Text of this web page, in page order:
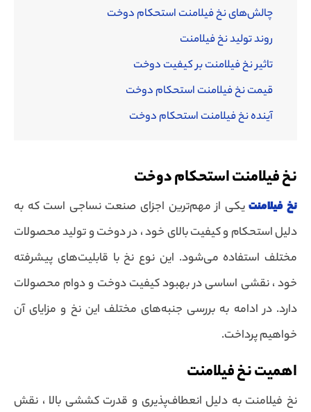
چالش‌های نخ فیلامنت استحکام دوخت
روند تولید نخ فیلامنت
تاثیر نخ فیلامنت بر کیفیت دوخت
قیمت نخ فیلامنت استحکام دوخت
آینده نخ فیلامنت استحکام دوخت
نخ فیلامنت استحکام دوخت
نخ فیلامنتیکی از مهم‌ترین اجزای صنعت نساجی است که به
دلیل استحکام و کیفیت بالای خود ، در دوخت و تولید محصولات
مختلف استفاده می‌شود. این نوع نخ با قابلیت‌های پیشرفته
خود ، نقشی اساسی در بهبود کیفیت دوخت و دوام محصولات
دارد. در ادامه به بررسی جنبه‌های مختلف این نخ و مزایای آن
خواهیم پرداخت.
اهمیت نخ فیلامنت
نخ فیلامنت به دلیل انعطاف‌پذیری و قدرت کششی بالا ، نقش